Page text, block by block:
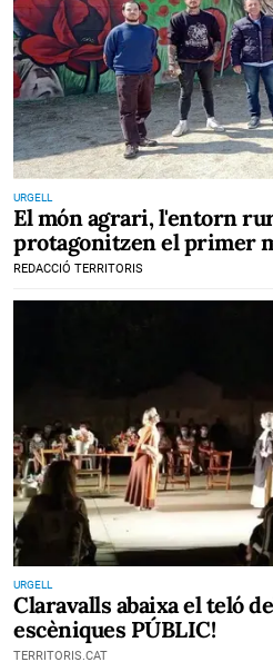
URGELL
El món agrari, l'entorn
protagonitzen el primer
REDACCIÓ TERRITORIS
URGELL
Claravalls abaixa el teló
escèniques PÚBLIC!
TERRITORIS.CAT